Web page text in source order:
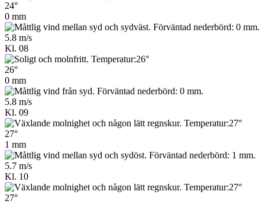
24°
0 mm
5.8 m/s
Kl. 08
26°
0 mm
5.8 m/s
Kl. 09
27°
1 mm
5.7 m/s
Kl. 10
27°